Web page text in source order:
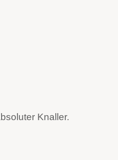
Knaller.